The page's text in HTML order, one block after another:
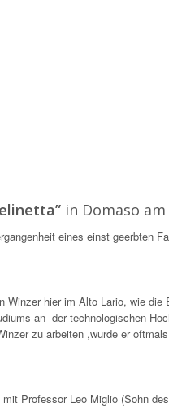
in Domaso
eines einst geerbten
Winzer hier im Alto Lario, wie
an der technologischen
zu arbeiten ,wurde er
Professor Leo Miglio (Sohn